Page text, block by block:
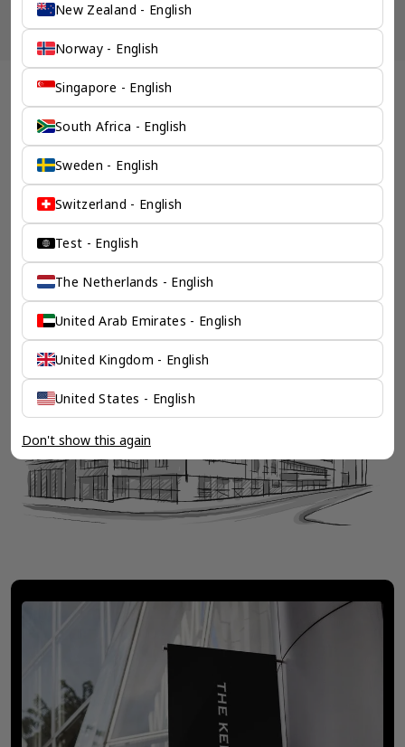
chevron_left
一个全服务咨询公司为您
保驾护航
奕资环球是您值得信赖的海外合作伙伴。我们是香港伦敦奕资
咨询有限公司的零售咨询部门，这是一家总部位于香港的全球
咨询机构，接触世界50个市场，约占全球GDP的72%。
凭借其战略优势，我们可以将客户与全球市场的机遇联系起
来，并为21个行业的客户提供服务。
了解香港伦敦奕资咨询有限公司 >
New Zealand - English
Norway - English
Singapore - English
South Africa - English
Sweden - English
Switzerland - English
Test - English
The Netherlands - English
United Arab Emirates - English
United Kingdom - English
United States - English
Don't show this again